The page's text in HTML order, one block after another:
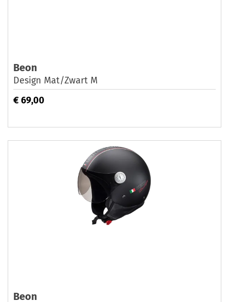
Beon
Design Mat/Zwart M
€ 69,00
Beon